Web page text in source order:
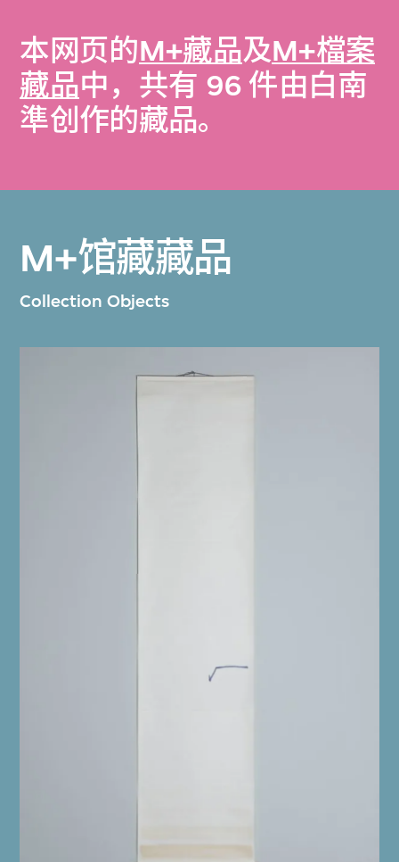
本网页的M+藏品及M+檔案
藏品中，共有 96 件由白南
準创作的藏品。
M+馆藏藏品
Collection Objects